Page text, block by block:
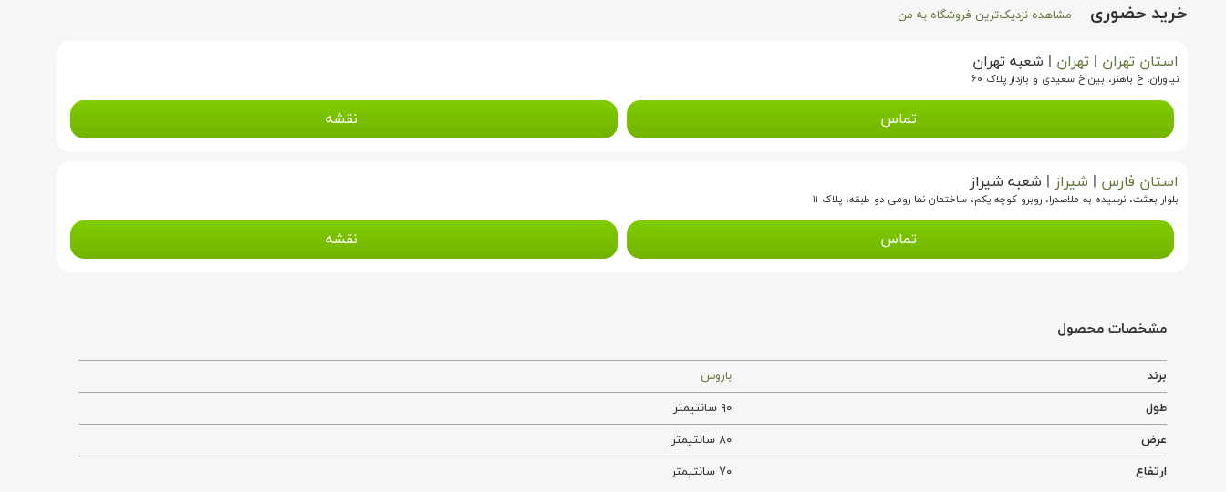
خرید حضوری مشاهده نزدیک‌ترین فروشگاه به من
استان تهران | تهران | شعبه تهران
نیاوران، خ باهنر، بین خ سعیدی و بازدار پلاک ۶۰
تماس نقشه
استان فارس | شیراز | شعبه شیراز
بلوار بعثت، نرسیده به ملاصدرا، روبرو کوچه یکم، ساختمان نما رومی دو طبقه، پلاک ۱۱
تماس نقشه
مشخصات محصول
برند
باروس
طول
۹۰ سانتیمتر
عرض
۸۰ سانتیمتر
ارتفاع
۷۰ سانتیمتر